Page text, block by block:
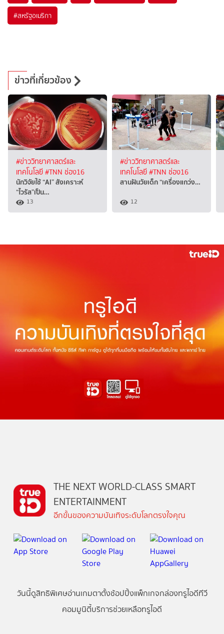
#สหรัฐอเมริกา
ข่าวที่เกี่ยวข้อง
#ข่าววิทยาศาสตร์และ
เทคโนโลยี#TNN ช่อง16
นักวิจัยใช้ “AI” สังเคราะห์
“ไวรัส”เป็น…
13
#ข่าววิทยาศาสตร์และ
เทคโนโลยี#TNN ช่อง16
สานฝันวัยเด็ก “เครื่องแกว่ง…
12
THE NEXT WORLD-CLASS SMART
ENTERTAINMENT
อีกขั้นของความบันเทิงระดับโลกตรงใจคุณ
วันนี้ดูสิทธิพิเศษอ่านเกมตาตั้งช้อปปิ้งแพ็กเกจกล่องทรูไอดีทีวี
คอมมูนิตี้บริการช่วยเหลือทรูไอดี